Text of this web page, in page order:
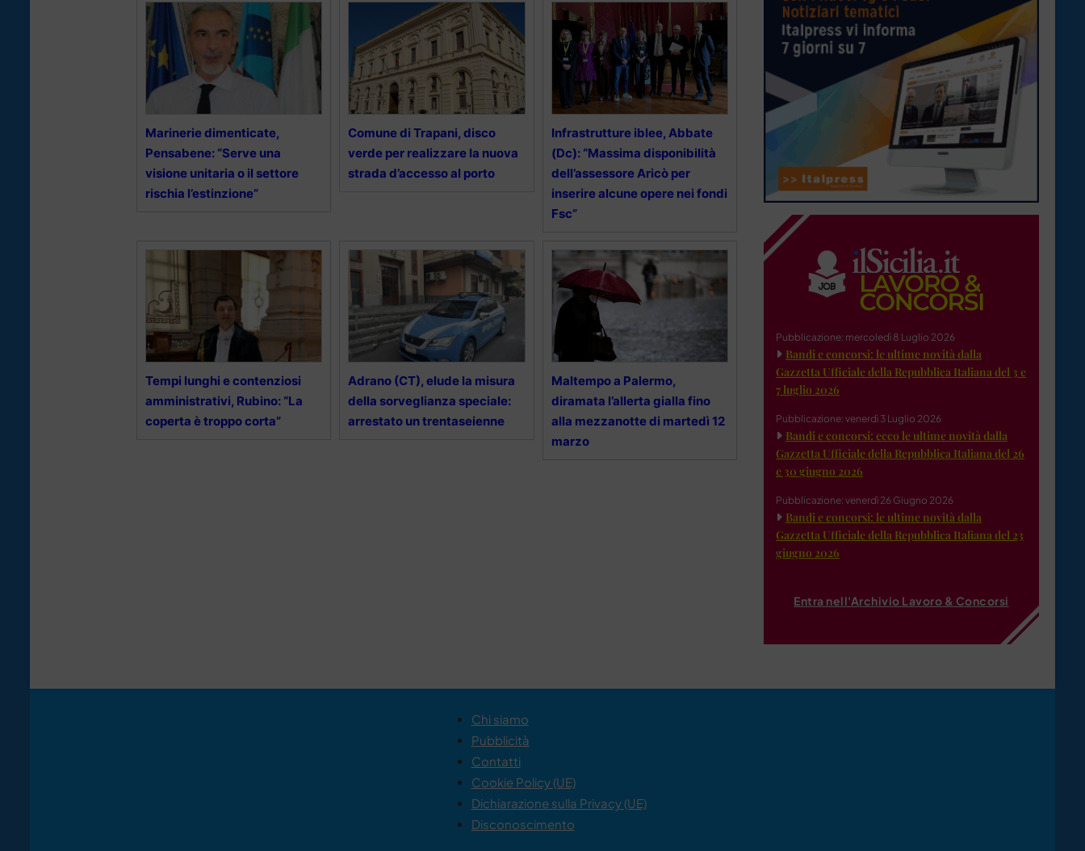
Marinerie dimenticate,
Pensabene: “Serve una
visione unitaria o il settore
rischia l’estinzione”
Comune di Trapani, disco
verde per realizzare la nuova
strada d’accesso al porto
Infrastrutture iblee, Abbate
(Dc): “Massima disponibilità
dell’assessore Aricò per
inserire alcune opere nei fondi
Fsc”
Tempi lunghi e contenziosi
amministrativi, Rubino: “La
coperta è troppo corta”
Adrano (CT), elude la misura
della sorveglianza speciale:
arrestato un trentaseienne
Maltempo a Palermo,
diramata l’allerta gialla fino
alla mezzanotte di martedì 12
marzo
Pubblicazione: mercoledì 8 Luglio 2026
Bandi e concorsi: le ultime novità dalla
Gazzetta Ufficiale della Repubblica Italiana del 3 e
7 luglio 2026
Pubblicazione: venerdì 3 Luglio 2026
Bandi e concorsi: ecco le ultime novità dalla
Gazzetta Ufficiale della Repubblica Italiana del 26
e 30 giugno 2026
Pubblicazione: venerdì 26 Giugno 2026
Bandi e concorsi: le ultime novità dalla
Gazzetta Ufficiale della Repubblica Italiana del 23
giugno 2026
Entra nell'Archivio Lavoro & Concorsi
Chi siamo
Pubblicità
Contatti
Cookie Policy (UE)
Dichiarazione sulla Privacy (UE)
Disconoscimento